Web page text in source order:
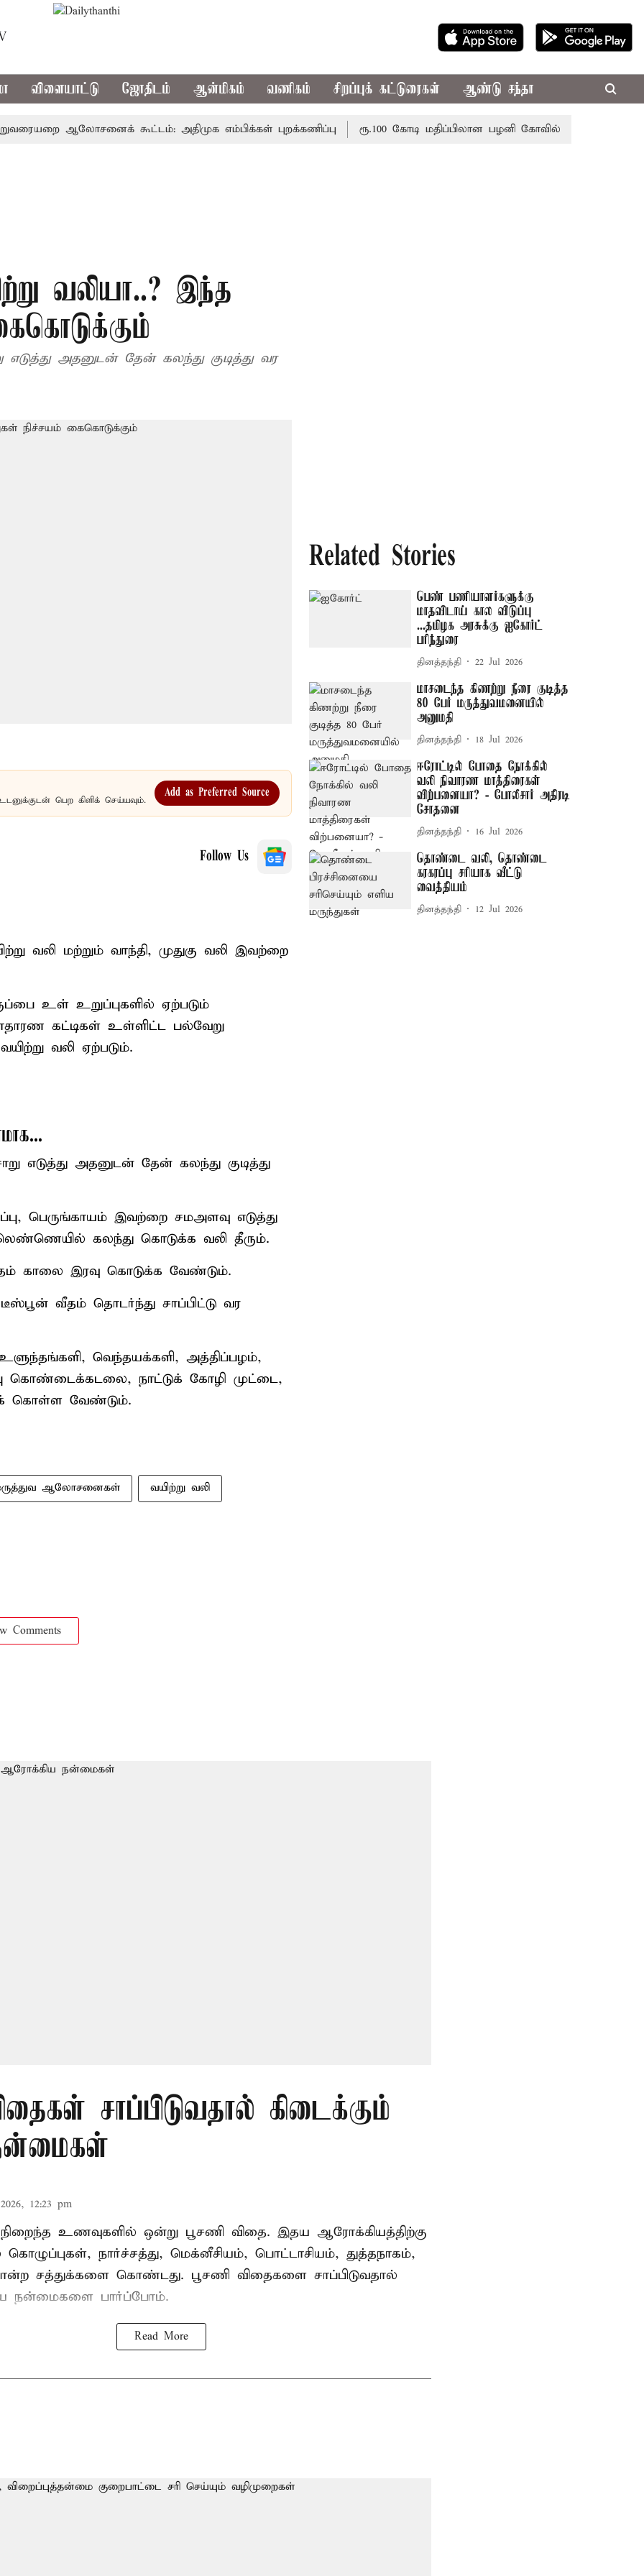
விளையாட்டு ஜோதிடம் ஆன்மிகம் வணிகம் சிறப்புக் கட்டுரைகள் ஆண்டு சந்தா
ஆலோசனைக் கூட்டம்: அதிமுக எம்பிக்கள் புறக்கணிப்பு ரூ.100 கோடி மதிப்பிலான பழனி கோவில் நில மோசடி:
வலியா..? இந்த
எடுத்து அதனுடன் தேன் கலந்து குடித்து வர
பெற கிளிக் செய்யவும்.
Add as Preferred Source
Follow Us
வலி மற்றும் வாந்தி, முதுகு வலி இவற்றை
உள் உறுப்புகளில் ஏற்படும்
கட்டிகள் உள்ளிட்ட பல்வேறு
வலி ஏற்படும்.
எடுத்து அதனுடன் தேன் கலந்து குடித்து
பெருங்காயம் இவற்றை சமஅளவு எடுத்து
கலந்து கொடுக்க வலி தீரும்.
காலை இரவு கொடுக்க வேண்டும்.
வீதம் தொடர்ந்து சாப்பிட்டு வர
வெந்தயக்களி, அத்திப்பழம்,
கொண்டைக்கடலை, நாட்டுக் கோழி முட்டை,
கொள்ள வேண்டும்.
ஆலோசனைகள் வயிற்று வலி
Comments
Related Stories
பெண் பணியாளர்களுக்கு
மாதவிடாய் கால விடுப்பு
...தமிழக அரசுக்கு ஐகோர்ட்
பரிந்துரை
தினத்தந்தி 22 Jul 2026
மாசடைந்த கிணற்று நீரை குடித்த
80 பேர் மருத்துவமனையில்
அனுமதி
தினத்தந்தி 18 Jul 2026
ஈரோட்டில் போதை நோக்கில்
வலி நிவாரண மாத்திரைகள்
விற்பனையா? - போலீசார் அதிரடி
சோதனை
தினத்தந்தி 16 Jul 2026
தொண்டை வலி, தொண்டை
கரகரப்பு சரியாக வீட்டு
வைத்தியம்
தினத்தந்தி 12 Jul 2026
சாப்பிடுவதால் கிடைக்கும்
12:23 pm
உணவுகளில் ஒன்று பூசணி விதை. இதய ஆரோக்கியத்திற்கு
நார்ச்சத்து, மெக்னீசியம், பொட்டாசியம், துத்தநாகம்,
சத்துக்களை கொண்டது. பூசணி விதைகளை சாப்பிடுவதால்
நன்மைகளை பார்ப்போம்.
Read More